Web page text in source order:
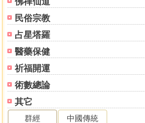
民俗宗教
占星塔羅
醫藥保健
祈福開運
術數總論
其它
群經 中國傳統